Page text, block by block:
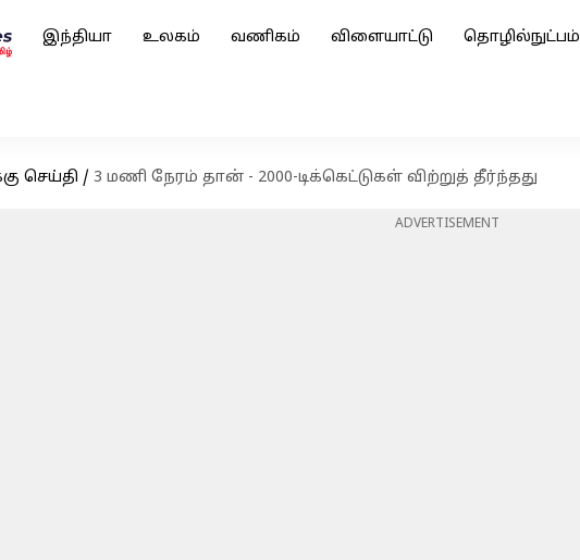
இந்தியா உலகம் வணிகம் விளையாட்டு தொழில்நுட்பம்
செய்தி / 3 மணி நேரம் தான் - 2000-டிக்கெட்டுகள் விற்றுத் தீர்ந்தது
ADVERTISEMENT